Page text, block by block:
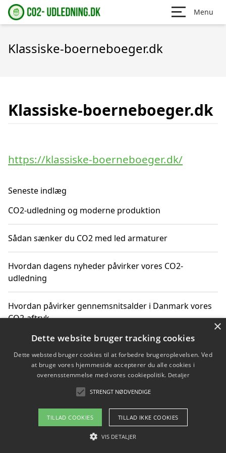
Menu
Klassiske-boerneboeger.dk
Klassiske-boerneboeger.dk
https://klassiske-boerneboeger.dk/
Seneste indlæg
CO2-udledning og moderne produktion
Sådan sænker du CO2 med led armaturer
Hvordan dagens nyheder påvirker vores CO2-
udledning
Hvordan påvirker gennemsnitsalder i Danmark vores
CO2-aftryk
Hvordan nyheder om CO2-udledning påvirker vores
hverdag
Om / kontakt
Blog Betingelser
×
Dette website bruger tracking cookies
Dette websted bruger cookies til at forbedre brugeroplevelsen. Ved
at bruge vores hjemmeside accepterer du alle cookies i
overensstemmelse med vores cookiepolitik. Detaljer
STRENGT NØDVENDIGE
TILLAD COOKIES TILLAD IKKE COOKIES
VIS DETALJER